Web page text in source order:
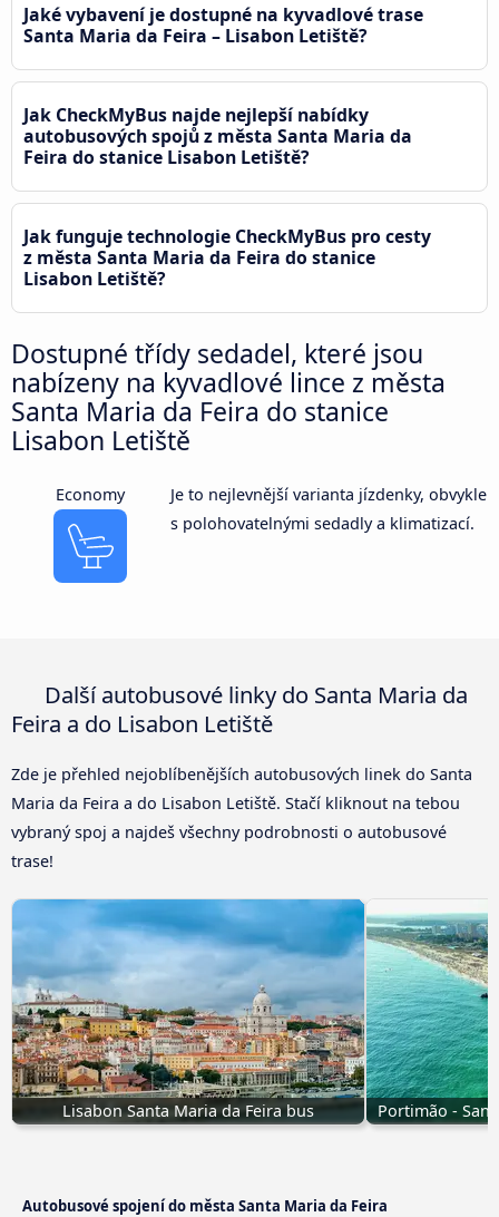
Jaké vybavení je dostupné na kyvadlové trase
Santa Maria da Feira – Lisabon Letiště?
Jak CheckMyBus najde nejlepší nabídky
autobusových spojů z města Santa Maria da
Feira do stanice Lisabon Letiště?
Jak funguje technologie CheckMyBus pro cesty
z města Santa Maria da Feira do stanice
Lisabon Letiště?
Dostupné třídy sedadel, které jsou
nabízeny na kyvadlové lince z města
Santa Maria da Feira do stanice
Lisabon Letiště
Economy
Je to nejlevnější varianta jízdenky, obvykle
s polohovatelnými sedadly a klimatizací.
Další autobusové linky do Santa Maria da
Feira a do Lisabon Letiště
Zde je přehled nejoblíbenějších autobusových linek do Santa
Maria da Feira a do Lisabon Letiště. Stačí kliknout na tebou
vybraný spoj a najdeš všechny podrobnosti o autobusové
trase!
Lisabon Santa Maria da Feira bus Portimão -
Autobusové spojení do města Santa Maria da Feira